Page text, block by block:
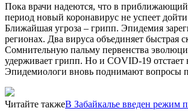
Пока врачи надеются, что в
период новый коронавирус не успеет
Ближайшая угроза – грипп. Эпидемия
регионах. Два вируса объединяет быстрая
Сомнительную пальму первенства
удерживает грипп. Но и COVID-19 отстает
Эпидемиологи вновь поднимают вопросы
Читайте такжеВ Забайкалье введен режим